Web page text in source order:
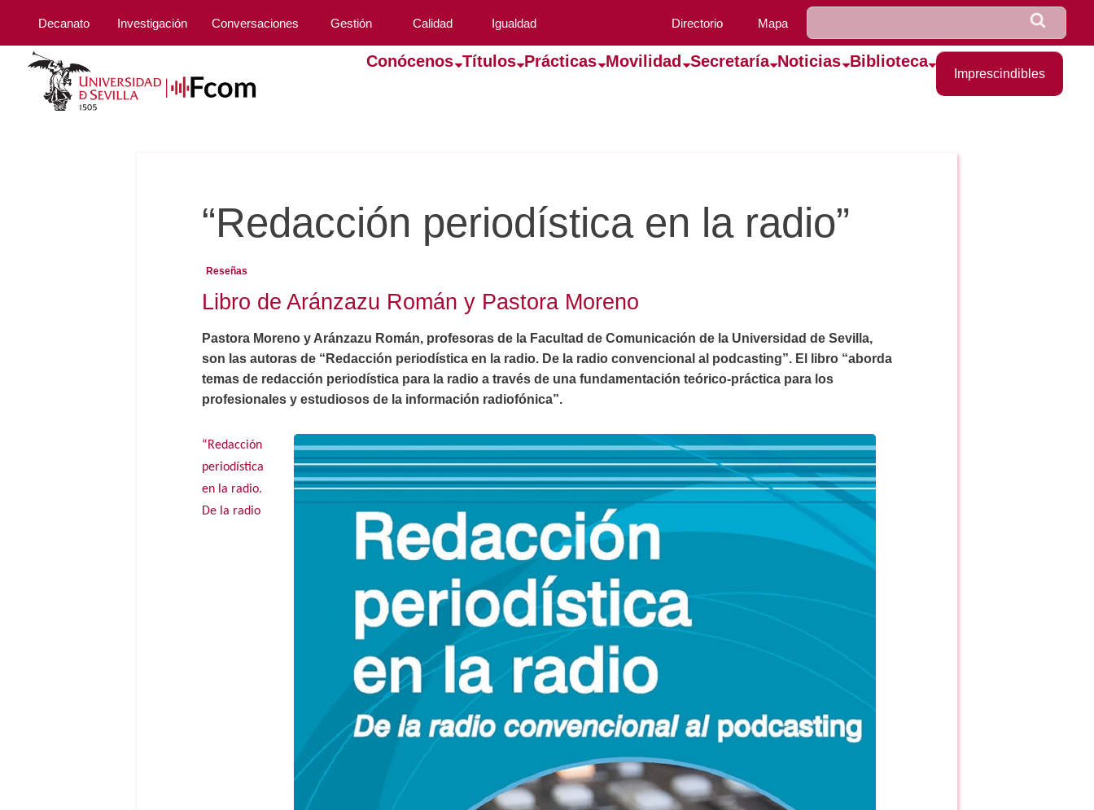
Decanato Investigación Conversaciones Gestión Calidad Igualdad Directorio Mapa
Conócenos Títulos Prácticas Movilidad Secretaría Noticias Biblioteca
Imprescindibles
“Redacción periodística en la radio”
Reseñas
Libro de Aránzazu Román y Pastora Moreno
Pastora Moreno y Aránzazu Román, profesoras de la Facultad de Comunicación de la Universidad de Sevilla,
son las autoras de “Redacción periodística en la radio. De la radio convencional al podcasting”. El libro “aborda
temas de redacción periodística para la radio a través de una fundamentación teórico-práctica para los
profesionales y estudiosos de la información radiofónica”.
“Redacción
periodística
en la radio.
De la radio